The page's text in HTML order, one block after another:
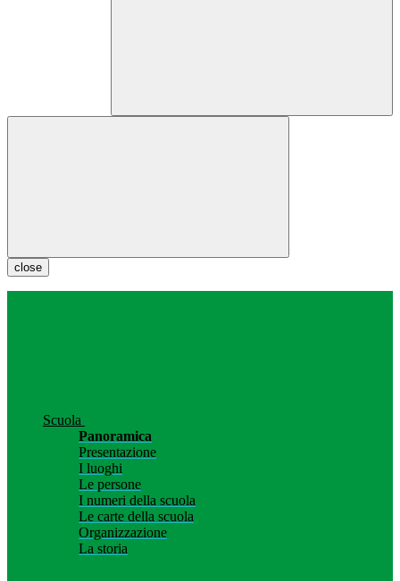
close
Scuola
Panoramica
Presentazione
I luoghi
Le persone
I numeri della scuola
Le carte della scuola
Organizzazione
La storia